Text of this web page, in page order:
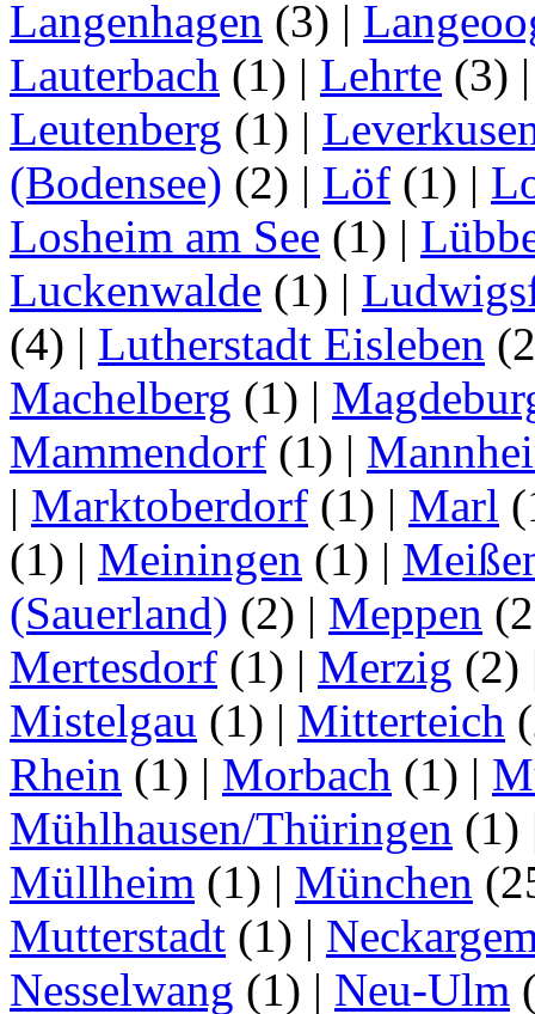
Langenhagen (3) |
Lauterbach (1) | Lehrte (3)
Leutenberg (1) |
(Bodensee) (2) | Löf (1) |
Losheim am See (1) |
Luckenwalde (1) |
(4) | Lutherstadt Eisleben
Machelberg (1) |
Mammendorf (1) |
| Marktoberdorf (1) | Marl
(1) | Meiningen (1) |
(Sauerland) (2) | Meppen
Mertesdorf (1) | Merzig (2)
Mistelgau (1) | Mitterteich
Rhein (1) | Morbach (1) |
Mühlhausen/Thüringen (1)
Müllheim (1) | München
Mutterstadt (1) |
Nesselwang (1) | Neu-Ulm